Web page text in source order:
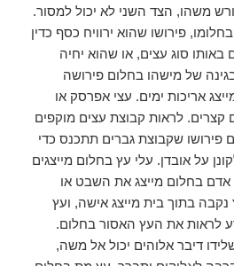
משהו, הצד השני לא יכול למסור.
פירושו שהוא ירוויח כסף כדין
באותו סוג עצים, או שהוא יחיה
של מישהו בחלום פירושה
אריכות ימים. עצי אפרסק או
קצרים. לראות קבוצת עצים מוקפים
פירושו שקבוצת גברים תתכנס כדי
על אובדן. עלי עץ בחלום מייצגים
בחלום מייצג את השבט או
בתוך בית מייצג אישה, ועץ
לראות את העץ האסור בחלום.
דיבר אלוהים יכול אל משה,